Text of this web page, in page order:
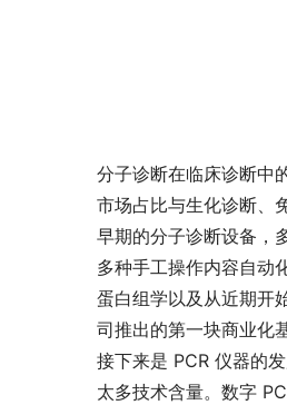
分子诊断在临床诊断中
市场占比与生化诊断、
早期的分子诊断设备，
多种手工操作内容自动
蛋白组学以及从近期开
司推出的第一块商业化
接下来是 PCR 仪器的
太多技术含量。数字